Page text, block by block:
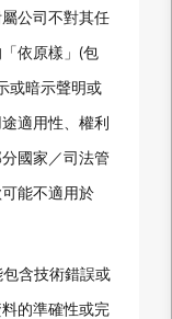
公司不對其任
依原樣」(包
或暗示聲明或
適用性、權利
國家／司法管
能不適用於
含技術錯誤或
的準確性或完